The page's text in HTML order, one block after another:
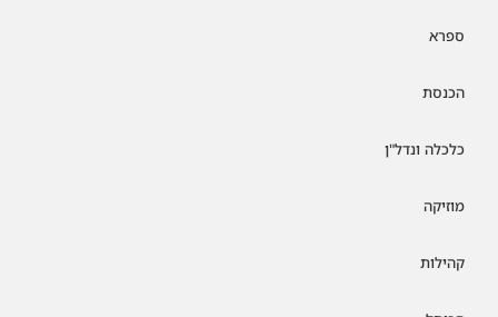
ספרא
הכנסת
כלכלה ונדל"ן
מוזיקה
קהילות